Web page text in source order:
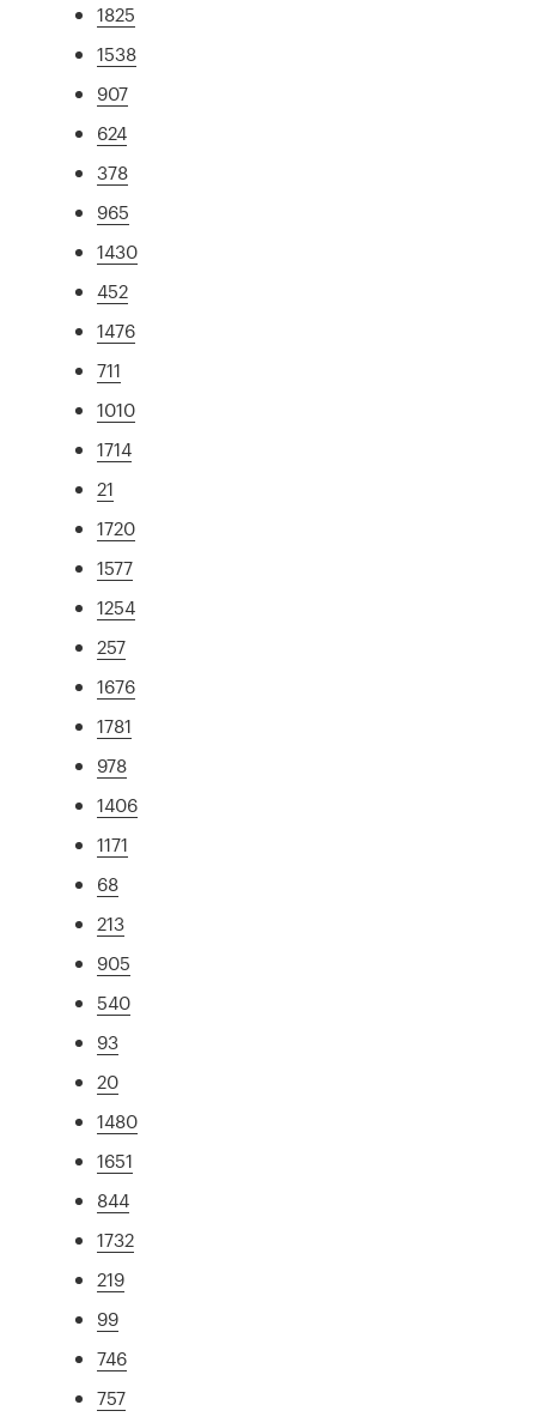
1825
1538
907
624
378
965
1430
452
1476
711
1010
1714
21
1720
1577
1254
257
1676
1781
978
1406
1171
68
213
905
540
93
20
1480
1651
844
1732
219
99
746
757